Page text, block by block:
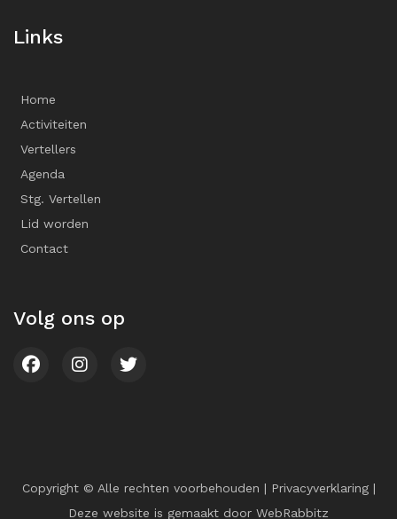
Links
Home
Activiteiten
Vertellers
Agenda
Stg. Vertellen
Lid worden
Contact
Volg ons op
Copyright © Alle rechten voorbehouden | Privacyverklaring|
Deze website is gemaakt door WebRabbitz